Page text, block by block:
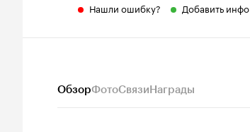
Нашли ошибку? Добавить инфо
ОбзорФотоСвязиНаграды